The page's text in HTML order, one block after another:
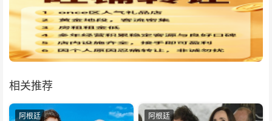
相关推荐
阿根廷 阿根廷